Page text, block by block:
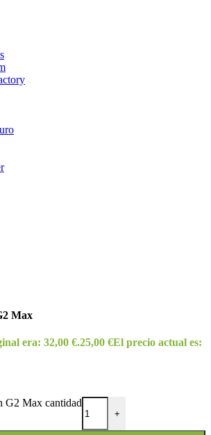
Max
era: 32,00 €.25,00 €El precio actual es:
Max cantidad
+